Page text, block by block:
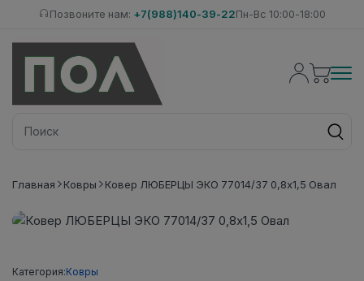
Позвоните нам: +7(988)140-39-22Пн-Вс 10:00-18:00
Главная Ковры Ковер ЛЮБЕРЦЫ ЭКО 77014/37 0,8х1,5 Овал
Категория:Ковры